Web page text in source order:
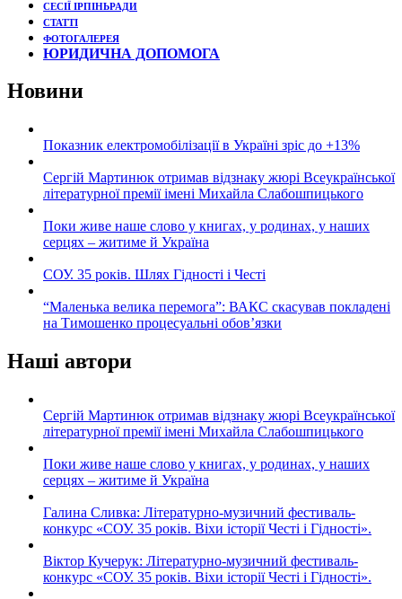
СЕСІЇ ІРПІНЬРАДИ
СТАТТІ
ФОТОГАЛЕРЕЯ
ЮРИДИЧНА ДОПОМОГА
Новини
Показник електромобілізації в Україні зріс до +13%
Сергій Мартинюк отримав відзнаку жюрі Всеукраїнської
літературної премії імені Михайла Слабошпицького
Поки живе наше слово у книгах, у родинах, у наших
серцях – житиме й Україна
СОУ. 35 років. Шлях Гідності і Честі
“Маленька велика перемога”: ВАКС скасував покладені
на Тимошенко процесуальні обов’язки
Наші автори
Сергій Мартинюк отримав відзнаку жюрі Всеукраїнської
літературної премії імені Михайла Слабошпицького
Поки живе наше слово у книгах, у родинах, у наших
серцях – житиме й Україна
Галина Сливка: Літературно-музичний фестиваль-
конкурс «СОУ. 35 років. Віхи історії Честі і Гідності».
Віктор Кучерук: Літературно-музичний фестиваль-
конкурс «СОУ. 35 років. Віхи історії Честі і Гідності».